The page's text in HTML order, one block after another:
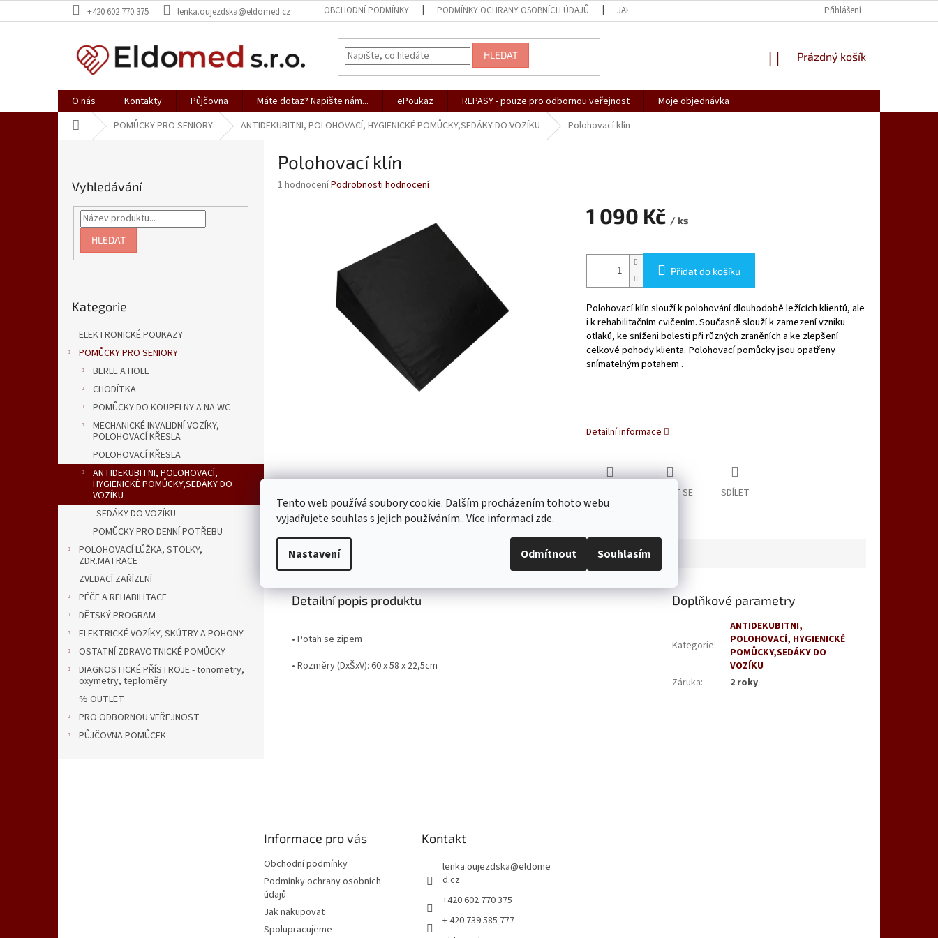
Tento web používá soubory cookie. Dalším procházením tohoto webu
vyjadřujete souhlas s jejich používáním.. Více informacízde.
Nastavení Odmítnout Souhlasím
na
+420 602 770 375 lenka.oujezdska@eldomed.cz OBCHODNÍ PODMÍNKY PODMÍNKY OCHRANY OSOBNÍCH ÚDAJŮ JAK NAKUPOVAT REKLAMACE, VRÁCENÍ ZBOŽÍ
Přihlášení
HLEDAT
NÁKUPNÍ
Prázdný košík
O nás Kontakty Půjčovna Máte dotaz? Napište nám... ePoukaz REPASY - pouze pro odbornou veřejnost
Moje objednávka
Domů POMŮCKY PRO SENIORY ANTIDEKUBITNI, POLOHOVACÍ, HYGIENICKÉ POMŮCKY,SEDÁKY DO VOZÍKU Polohovací klín
Vyhledávání
HLEDAT
kategorie
Kategorie
ELEKTRONICKÉ POUKAZY
POMŮCKY PRO SENIORY
BERLE A HOLE
CHODÍTKA
POMŮCKY DO KOUPELNY A NA WC
MECHANICKÉ INVALIDNÍ VOZÍKY,
POLOHOVACÍ KŘESLA
POLOHOVACÍ KŘESLA
ANTIDEKUBITNI, POLOHOVACÍ,
HYGIENICKÉ POMŮCKY,SEDÁKY DO
VOZÍKU
SEDÁKY DO VOZÍKU
POMŮCKY PRO DENNÍ POTŘEBU
POLOHOVACÍ LŮŽKA, STOLKY,
ZDR.MATRACE
ZVEDACÍ ZAŘÍZENÍ
PÉČE A REHABILITACE
DĚTSKÝ PROGRAM
ELEKTRICKÉ VOZÍKY, SKÚTRY A POHONY
OSTATNÍ ZDRAVOTNICKÉ POMŮCKY
DIAGNOSTICKÉ PŘÍSTROJE - tonometry,
oxymetry, teploměry
% OUTLET
PRO ODBORNOU VEŘEJNOST
PŮJČOVNA POMŮCEK
Polohovací klín
Průměrné
1 hodnoceníPodrobnosti hodnocení
1 090 Kč / ks
cena:
Přidat do košíku
Polohovací klín slouží k polohování dlouhodobě ležících klientů, ale
i k rehabilitačním cvičením. Současně slouží k zamezení vzniku
otlaků, ke sníženi bolesti při různých zraněních a ke zlepšení
celkové pohody klienta. Polohovací pomůcky jsou opatřeny
snímatelným potahem .
Detailní informace
ZEPTAT SE SDÍLET
Popis
Detailní popis produktu
• Potah se zipem
• Rozměry (DxŠxV): 60 x 58 x 22,5cm
Doplňkové parametry
Kategorie:
ANTIDEKUBITNI,
POLOHOVACÍ, HYGIENICKÉ
POMŮCKY,SEDÁKY DO
VOZÍKU
Záruka: 2 roky
Informace pro vás
Obchodní podmínky
Podmínky ochrany osobních
údajů
Jak nakupovat
Spolupracujeme
Kontakt
lenka.oujezdska@eldome
d.cz
+420 602 770 375
+ 420 739 585 777